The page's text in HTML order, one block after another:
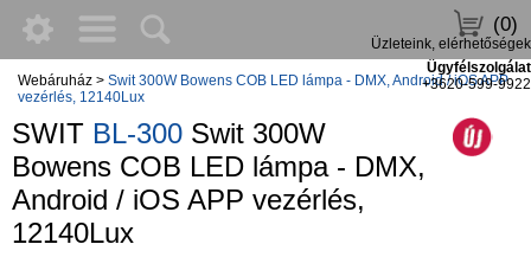
(0)
Üzleteink, elérhetőségek
Ügyfélszolgálat
+3620-599-9922
Webáruház > Swit 300W Bowens COB LED lámpa - DMX, Android / iOS APP
vezérlés, 12140Lux
SWIT BL-300 Swit 300W
Bowens COB LED lámpa - DMX,
Android / iOS APP vezérlés,
12140Lux